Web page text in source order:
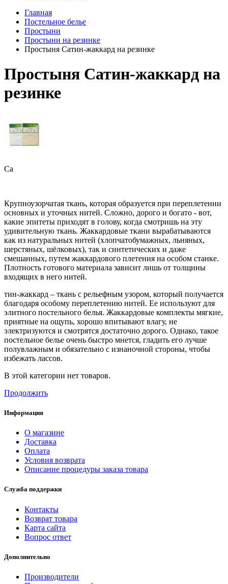
Главная
Постельное белье
Простыни
Простыни на резинке
Простыня Сатин-жаккард на резинке
Простыня Сатин-жаккард на
резинке
Са
Крупноузорчатая ткань, которая образуется при переплетении
основных и уточных нитей. Сложно, дорого и богато - вот,
какие эпитеты приходят в голову, когда смотришь на эту
удивительную ткань. Жаккардовые ткани вырабатываются
как из натуральных нитей (хлопчатобумажных, льняных,
шерстяных, шёлковых), так и синтетических и даже
смешанных, путем жаккардового плетения на особом станке.
Плотность готового материала зависит лишь от толщины
входящих в него нитей.
тин-жаккард – ткань с рельефным узором, который получается
благодаря особому переплетению нитей. Ее используют для
элитного постельного белья. Жаккардовые комплекты мягкие,
приятные на ощупь, хорошо впитывают влагу, не
электризуются и смотрятся достаточно дорого. Однако, такое
постельное белье очень быстро мнется, гладить его лучше
полувлажным и обязательно с изнаночной стороны, чтобы
избежать лассов.
В этой категории нет товаров.
Продолжить
Информация
О магазине
Доставка
Оплата
Условия возврата
Описание процедуры заказа товара
Служба поддержки
Контакты
Возврат товара
Карта сайта
Вопрос ответ
Дополнительно
Производители